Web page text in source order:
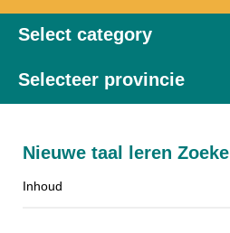
Select category
Selecteer provincie
Nieuwe taal leren Zoeke
Inhoud